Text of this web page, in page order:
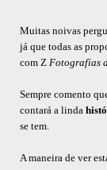
Muitas noivas
já que todas as
com Z Fotografias
Sempre comento
contará a linda
se tem.
A maneira de ver